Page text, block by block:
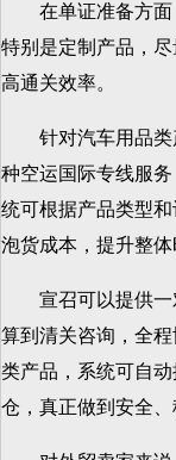
在单证准备方面
特别是定制产品，
高通关效率。
针对汽车用品类
种空运国际专线服
统可根据产品类型
泡货成本，提升整体
宣召可以提供一
算到清关咨询，全
类产品，系统可自
仓，真正做到安全、